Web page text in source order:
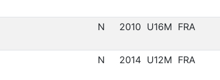
N 2010 U16M FRA
N 2014 U12M FRA